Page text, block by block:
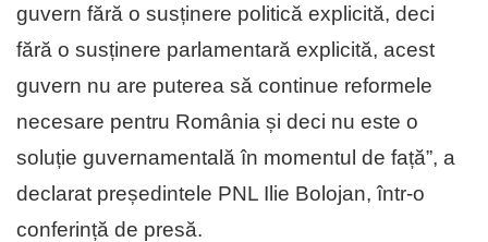
guvern fără o susținere politică explicită, deci
fără o susținere parlamentară explicită, acest
guvern nu are puterea să continue reformele
necesare pentru România și deci nu este o
soluție guvernamentală în momentul de față”, a
declarat președintele PNL Ilie Bolojan, într-o
conferință de presă.